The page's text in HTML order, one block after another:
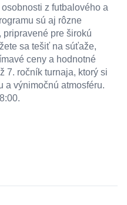
z futbalového a
sú aj rôzne
pre širokú
sa tešiť na súťaže,
ceny a hodnotné
7. ročník turnaja, ktorý si
a výnimočnú atmosféru.